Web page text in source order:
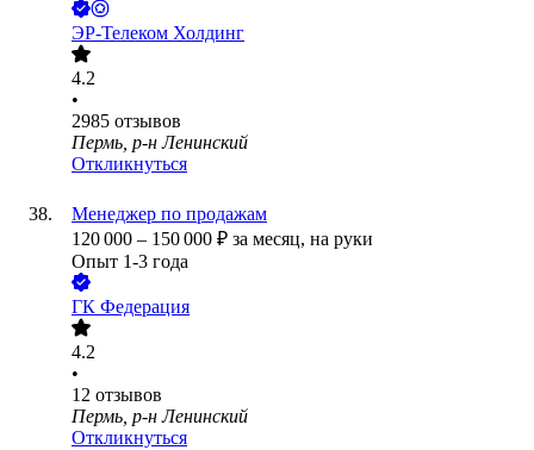
ЭР-Телеком Холдинг
4.2
•
2985 отзывов
Пермь, р-н Ленинский
Откликнуться
Менеджер по продажам
120 000 – 150 000 ₽ за месяц, на руки
Опыт 1-3 года
ГК Федерация
4.2
•
12 отзывов
Пермь, р-н Ленинский
Откликнуться